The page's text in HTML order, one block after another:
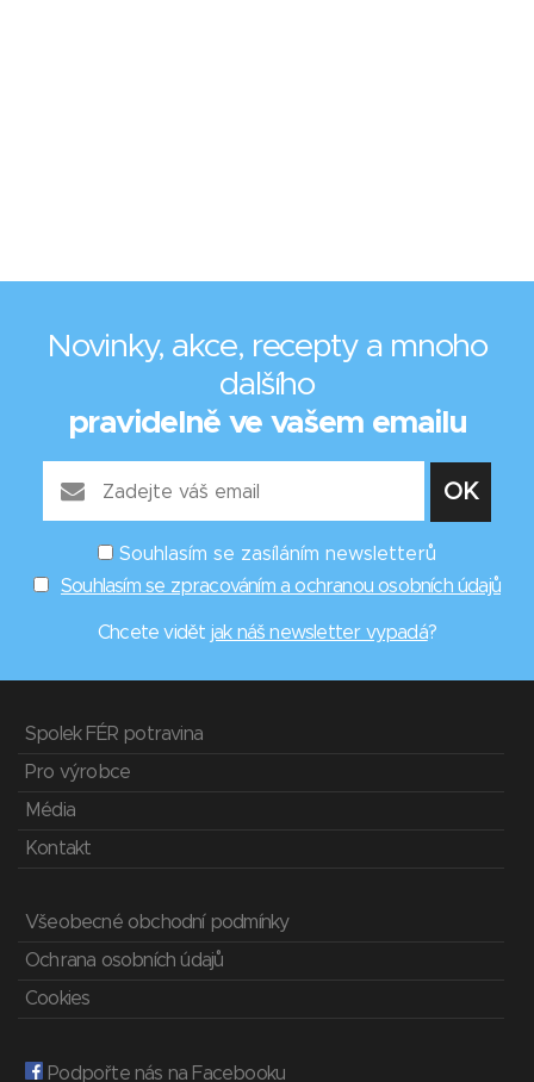
Novinky, akce, recepty a mnoho
dalšího
pravidelně ve vašem emailu
Souhlasím se zasíláním newsletterů
Souhlasím se zpracováním a ochranou osobních údajů
Chcete vidět jak náš newsletter vypadá?
Spolek FÉR potravina
Pro výrobce
Média
Kontakt
Všeobecné obchodní podmínky
Ochrana osobních údajů
Cookies
Podpořte nás na Facebooku